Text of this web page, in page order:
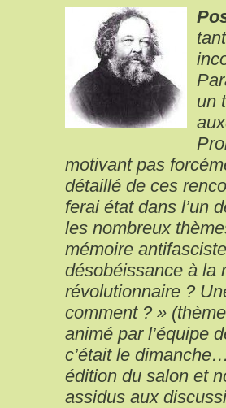
un
motivant pas
détaillé de ces
ferai état dans l’un
les nombreux
mémoire
désobéissance à la
révolutionnaire ?
com­ment ? »
animé par l’équipe
c’était le
édition du salon et
assidus aux